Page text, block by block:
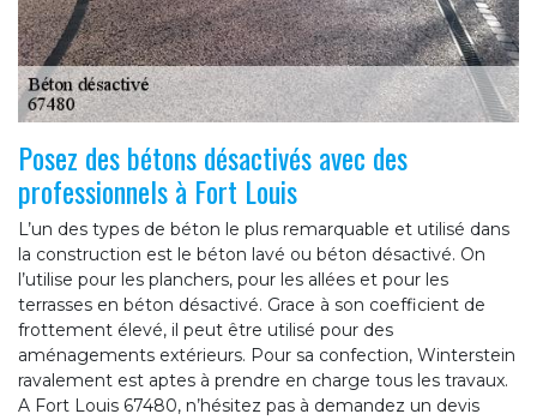
Posez des bétons désactivés avec des
professionnels à Fort Louis
L’un des types de béton le plus remarquable et utilisé dans
la construction est le béton lavé ou béton désactivé. On
l’utilise pour les planchers, pour les allées et pour les
terrasses en béton désactivé. Grace à son coefficient de
frottement élevé, il peut être utilisé pour des
aménagements extérieurs. Pour sa confection, Winterstein
ravalement est aptes à prendre en charge tous les travaux.
A Fort Louis 67480, n’hésitez pas à demandez un devis